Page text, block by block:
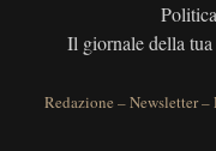
Il giornale della tua
Redazione –Newsletter–